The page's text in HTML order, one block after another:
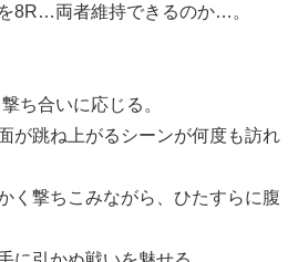
8R…両者維持できるのか…。
ち合いに応じる。
が跳ね上がるシーンが何度も訪れ
く撃ちこみながら、ひたすらに腹